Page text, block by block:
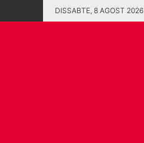
DISSABTE, 8 AGOST 2026